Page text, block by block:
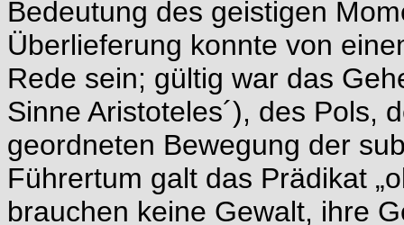
Bedeutung des geistigen
Überlieferung konnte von
Rede sein; gültig war das
Sinne Aristoteles´), des Pols,
geordneten Bewegung der
Führertum galt das Prädikat
brauchen keine Gewalt, ihre